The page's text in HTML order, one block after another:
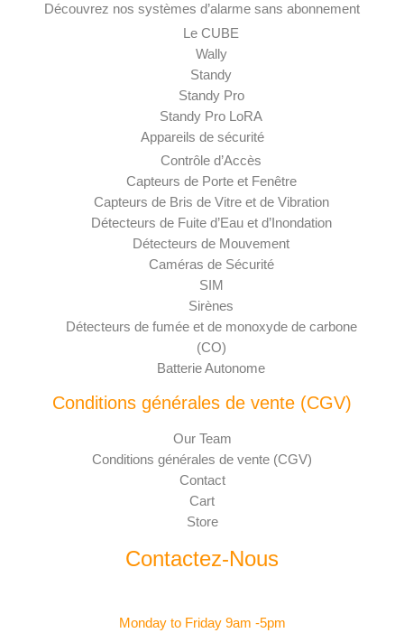
Découvrez nos systèmes d’alarme sans abonnement
Le CUBE
Wally
Standy
Standy Pro
Standy Pro LoRA
Appareils de sécurité
Contrôle d’Accès
Capteurs de Porte et Fenêtre
Capteurs de Bris de Vitre et de Vibration
Détecteurs de Fuite d’Eau et d’Inondation
Détecteurs de Mouvement
Caméras de Sécurité
SIM
Sirènes
Détecteurs de fumée et de monoxyde de carbone
(CO)
Batterie Autonome
Conditions générales de vente (CGV)
Our Team
Conditions générales de vente (CGV)
Contact
Cart
Store
Contactez-Nous
Monday to Friday 9am -5pm